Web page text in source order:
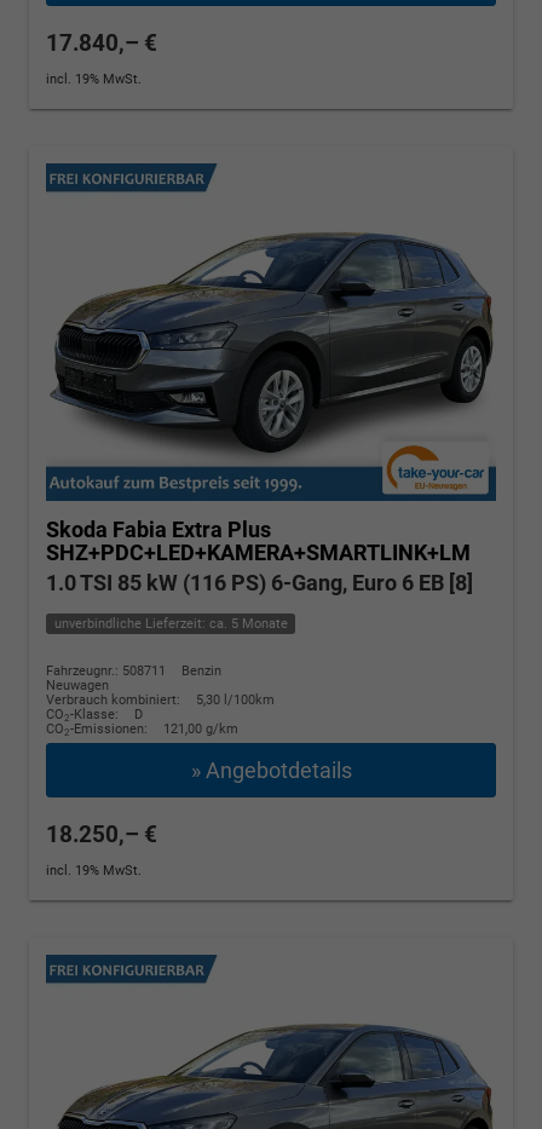
17.840,– €
incl. 19% MwSt.
Skoda Fabia Extra Plus
SHZ+PDC+LED+KAMERA+SMARTLINK+LM
1.0 TSI 85 kW (116 PS) 6-Gang, Euro 6 EB [8]
unverbindliche Lieferzeit: ca. 5 Monate
Fahrzeugnr.: 508711
Benzin
Neuwagen
Verbrauch kombiniert:
5,30 l/100km
CO2-Klasse:
D
CO2-Emissionen: 121,00 g/km
» Angebotdetails
18.250,– €
incl. 19% MwSt.